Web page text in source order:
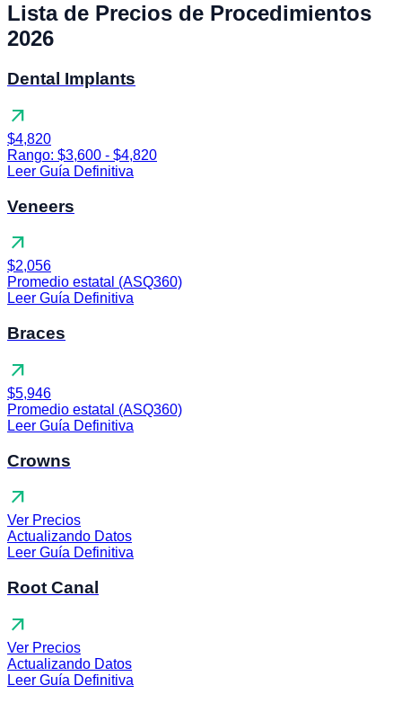
Lista de Precios de Procedimientos
2026
Dental Implants
arrow_outward
$4,820
Rango: $3,600 - $4,820
Leer Guía Definitiva
Veneers
arrow_outward
$2,056
Promedio estatal (ASQ360)
Leer Guía Definitiva
Braces
arrow_outward
$5,946
Promedio estatal (ASQ360)
Leer Guía Definitiva
Crowns
arrow_outward
Ver Precios
Actualizando Datos
Leer Guía Definitiva
Root Canal
arrow_outward
Ver Precios
Actualizando Datos
Leer Guía Definitiva